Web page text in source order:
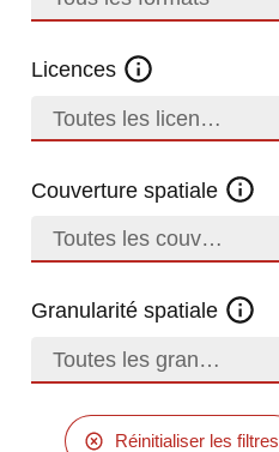
Licences
Toutes les licences
Couverture spatiale
Toutes les couvertures
Granularité spatiale
Toutes les granularités
Réinitialiser les filtres